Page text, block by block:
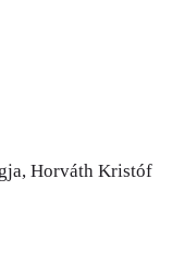
Horváth Kristóf